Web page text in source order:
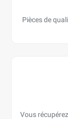
Pièces de
Vous